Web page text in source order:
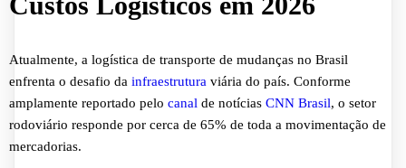
Atualmente, a logística de transporte de mudanças no Brasil
enfrenta o desafio da infraestrutura viária do país. Conforme
amplamente reportado pelo canal de notícias CNN Brasil, o setor
rodoviário responde por cerca de 65% de toda a movimentação de
mercadorias.